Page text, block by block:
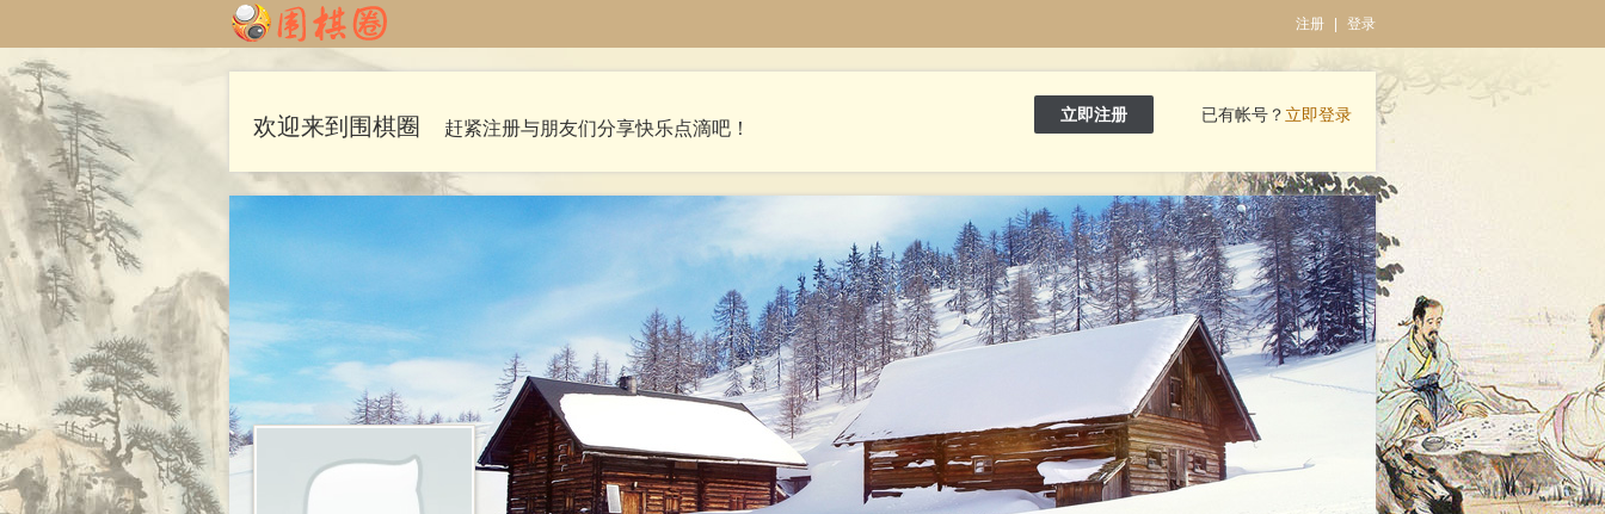
注册 登录
立即注册 已有帐号？ 立即登录
欢迎来到围棋圈 赶紧注册与朋友们分享快乐点滴吧！